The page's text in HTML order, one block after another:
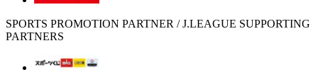
SPORTS PROMOTION PARTNER / J.LEAGUE SUPPORTING
PARTNERS